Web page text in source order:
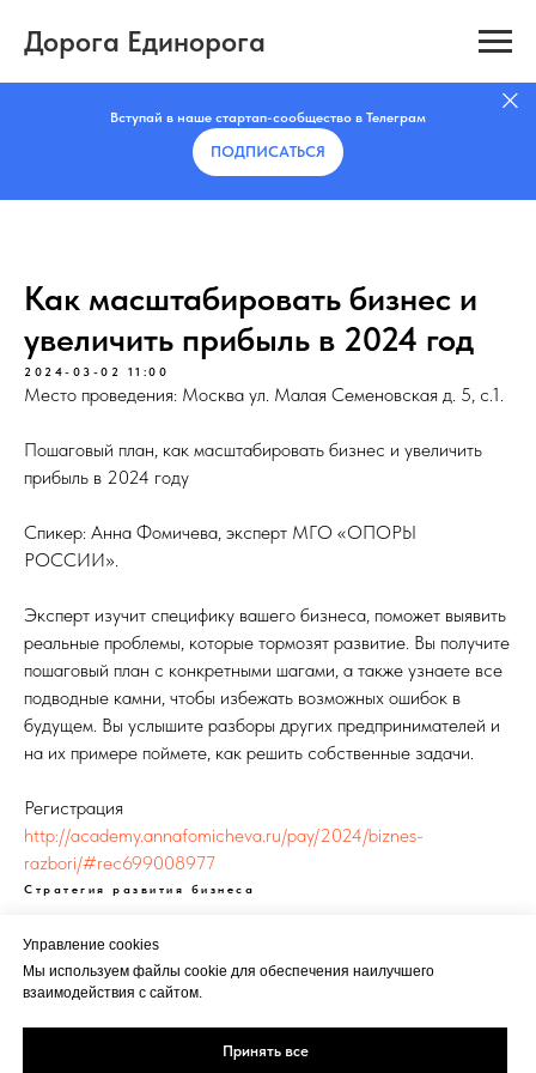
Дорога Единорога
Вступай в наше стартап-сообщество в Телеграм
ПОДПИСАТЬCЯ
Как масштабировать бизнес и
увеличить прибыль в 2024 год
2024-03-02 11:00
Место проведения: Москва ул. Малая Семеновская д. 5, с.1.
Пошаговый план, как масштабировать бизнес и увеличить
прибыль в 2024 году
Спикер: Анна Фомичева, эксперт МГО «ОПОРЫ
РОССИИ».
Эксперт изучит специфику вашего бизнеса, поможет выявить
реальные проблемы, которые тормозят развитие. Вы получите
пошаговый план с конкретными шагами, а также узнаете все
подводные камни, чтобы избежать возможных ошибок в
будущем. Вы услышите разборы других предпринимателей и
на их примере поймете, как решить собственные задачи.
Регистрация
http://academy.annafomicheva.ru/pay/2024/biznes-
razbori/#rec699008977
Стратегия развития бизнеса
Управление cookies
Мы используем файлы cookie для обеспечения наилучшего
взаимодействия с сайтом.
Принять все